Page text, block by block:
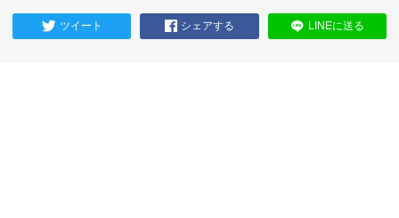
ツイート シェアする LINEに送る